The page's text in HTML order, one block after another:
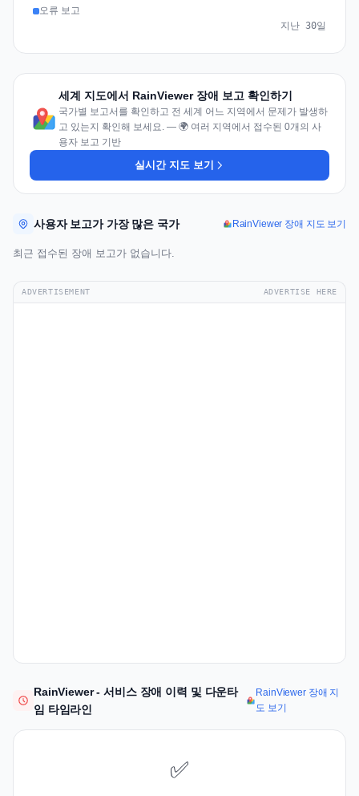
오류 보고
지난 30일
세계 지도에서 RainViewer 장애 보고 확인하기
국가별 보고서를 확인하고 전 세계 어느 지역에서 문제가 발생하
고 있는지 확인해 보세요. — 🌍 여러 지역에서 접수된 0개의 사
용자 보고 기반
실시간 지도 보기
사용자 보고가 가장 많은 국가 RainViewer 장애 지도 보기
최근 접수된 장애 보고가 없습니다.
ADVERTISEMENT ADVERTISE HERE
RainViewer - 서비스 장애 이력 및 다운타
임 타임라인
RainViewer 장애 지
도 보기
✅